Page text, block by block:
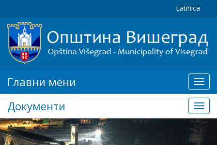
Latinica
мени
Главни мени
Документи